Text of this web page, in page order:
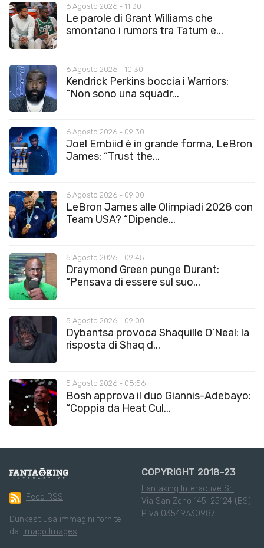
6 Agosto 2026 - 11:30
Le parole di Grant Williams che
smontano i rumors tra Tatum e...
6 Agosto 2026 - 10:30
Kendrick Perkins boccia i Warriors:
“Non sono una squadr...
6 Agosto 2026 - 09:30
Joel Embiid è in grande forma, LeBron
James: “Trust the...
6 Agosto 2026 - 09:00
LeBron James alle Olimpiadi 2028 con
Team USA? “Dipende...
5 Agosto 2026 - 09:45
Draymond Green punge Durant:
“Pensava di essere sul suo...
5 Agosto 2026 - 09:00
Dybantsa provoca Shaquille O’Neal: la
risposta di Shaq d...
5 Agosto 2026 - 08:56
Bosh approva il duo Giannis-Adebayo:
“Coppia da Heat Cul...
Feed RSS
Dunkest usa immagini fornite
da: Imago Images
COPYRIGHT 2018-23
Fantaking Interactive Srl
Via San Zeno 145, 25124 (BS)
P.Iva 03549330987